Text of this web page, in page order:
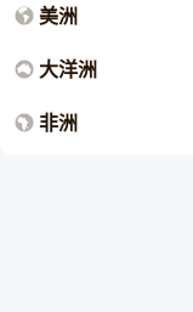
美洲
大洋洲
非洲